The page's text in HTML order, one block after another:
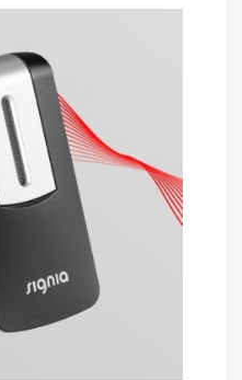
定好的聽力程式，根據
吵雜的餐廳吃飯，或在
會因為口罩遮擋而影響
以加強語言辨識，讓您
入」，若您沒有申請過
登錄」。